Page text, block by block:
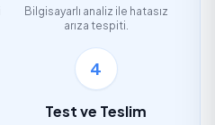
Bilgisayarlı analiz ile hatasız
arıza tespiti.
4
Test ve Teslim